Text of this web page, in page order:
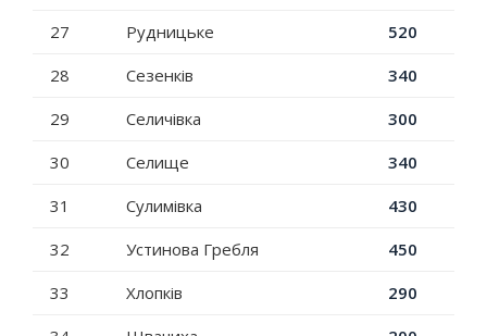
27
Рудницьке
520
28
Сезенків
340
29
Селичівка
300
30
Селище
340
31
Сулимівка
430
32
Устинова Гребля
450
33
Хлопків
290